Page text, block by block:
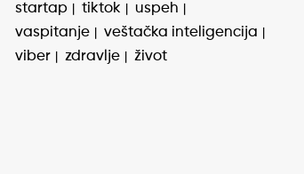
startap
tiktok
uspeh
vaspitanje
veštačka inteligencija
viber
zdravlje život